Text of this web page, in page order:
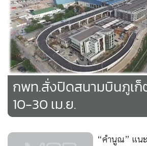
ส่วนความผิด พระราชบัญญัติโรคติดต่อ พ
อันดับ 1 จ.ชลบุรี จำนวน 19 คน
อันดับ 2 จ.สมุทรสาคร จำนวน 11คน
อันดับ 3 จ.บุรีรัมย์ จำนวน 3 คน
พระราชบัญญัติว่าด้วยราคาสินค้าและบริ
1 จ.นราธิวาส จำนวน 1 คน
1. จำนวนคำร้องที่ขอตรวจสอบการจับ ร
กพท.สั่งปิดสนามบินภูเก็
10-30 เม.ย.
“คำนูณ” แน